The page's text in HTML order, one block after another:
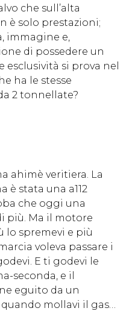
che sull’alta
è solo prestazioni;
immagine e,
di possedere un
esclusività si prova nel
ha le stesse
2 tonnellate?
ahimè veritiera. La
è stata una a112
che oggi una
più. Ma il motore
lo spremevi e più
voleva passare i
E ti godevi le
seconda, e il
eguito da un
mollavi il gas…